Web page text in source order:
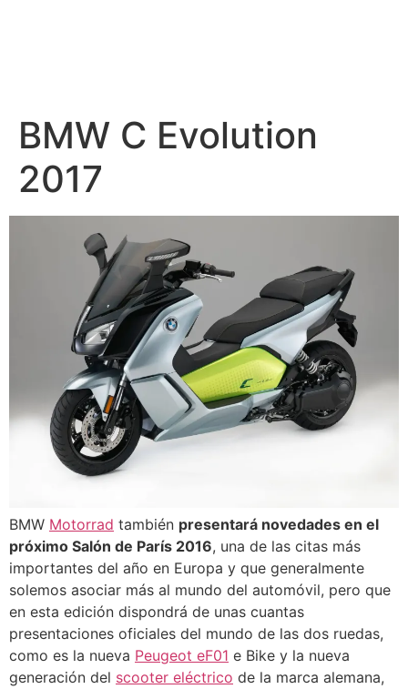
BMW C Evolution
2017
BMW Motorrad también presentará novedades en el
próximo Salón de París 2016, una de las citas más
importantes del año en Europa y que generalmente
solemos asociar más al mundo del automóvil, pero que
en esta edición dispondrá de unas cuantas
presentaciones oficiales del mundo de las dos ruedas,
como es la nueva Peugeot eF01 e Bike y la nueva
generación del scooter eléctrico de la marca alemana,